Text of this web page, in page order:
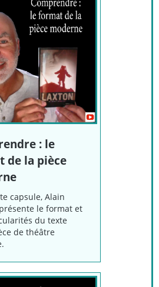
: le
de la pièce
capsule, Alain
le format et
du texte
de théâtre